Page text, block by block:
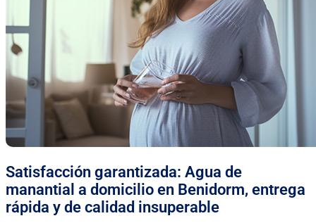
Satisfacción garantizada: Agua de
manantial a domicilio en Benidorm, entrega
rápida y de calidad insuperable